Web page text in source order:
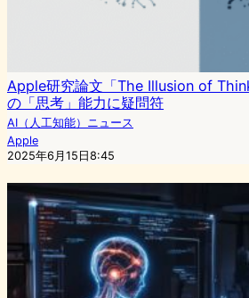
Apple研究論文「The Illusion of
の「思考」能力に疑問符
AI（人工知能）ニュース
Apple
2025年6月15日8:45